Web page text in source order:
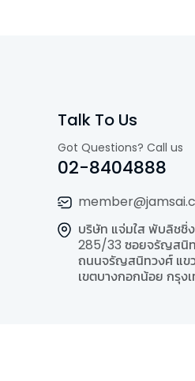
Talk To Us
Got Questions? Call us
02-8404888
บริษัท แจ่มใส พับลิชชิ่
285/33 ซอยจรัญสนิท
ถนนจรัญสนิทวงศ์ แข
เขตบางกอกน้อย กรุง